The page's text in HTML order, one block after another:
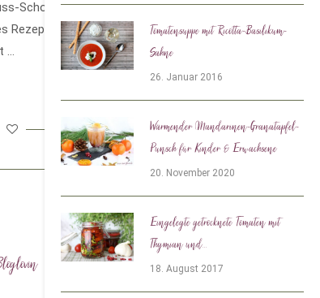
Schoko-Muffins mit Ahornsirup
Rezept habe ich euch mitgebracht.
…
Tiktok
Tomatensuppe mit Ricotta-Basilikum-
Sahne
26. Januar 2016
Wärmender Mandarinen-Granatapfel-
Punsch für Kinder & Erwachsene
20. November 2020
Eingelegte getrocknete Tomaten mit
Thymian und...
18. August 2017